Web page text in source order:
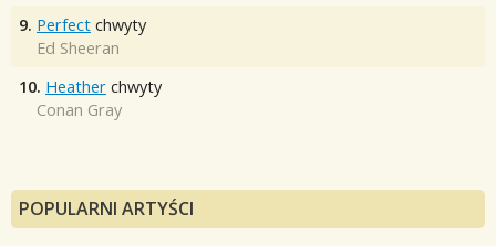
9. Perfect chwyty
Ed Sheeran
10. Heather chwyty
Conan Gray
POPULARNI ARTYŚCI